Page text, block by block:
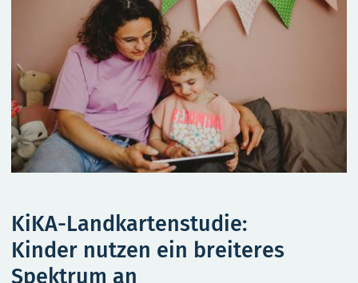
KiKA-Landkartenstudie:
Kinder nutzen ein breiteres
Spektrum an